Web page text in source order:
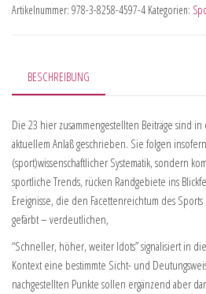
Artikelnummer: 978-3-8258-4597-4 Kategorien:
BESCHREIBUNG
Die 23 hier zusammengestellten Beiträge sind
aktuellem Anlaß geschrieben. Sie folgen
(sport)wissenschaftlicher Systematik, sondern
sportliche Trends, rücken Randgebiete ins
Ereignisse, die den Facettenreichtum des
gefärbt – verdeutlichen,
“Schneller, höher, weiter ldots” signalisiert in
Kontext eine bestimmte Sicht- und
nachgestellten Punkte sollen ergänzend aber